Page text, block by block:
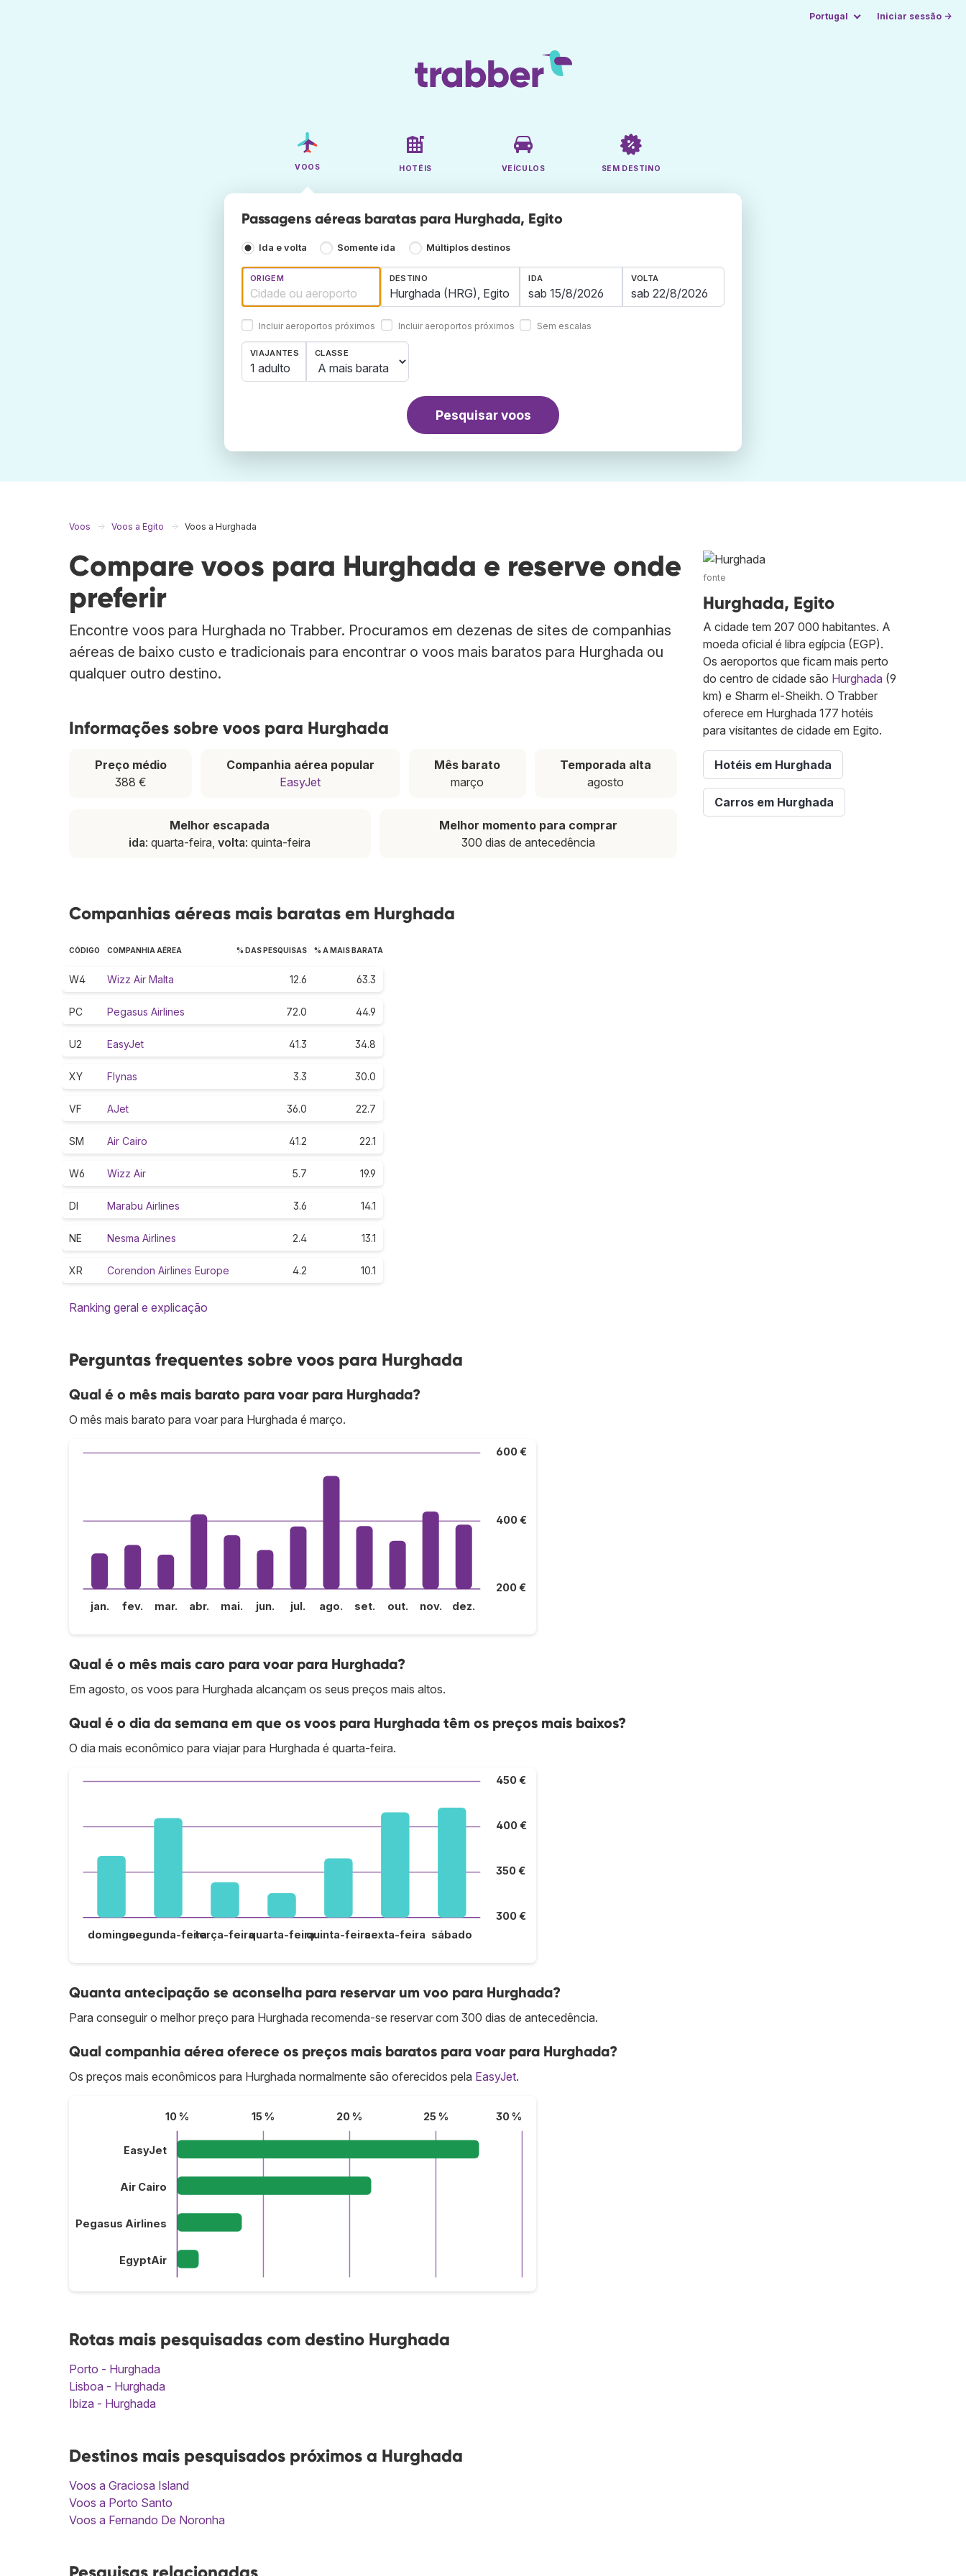
Portugal Iniciar sessão →
VOOS HOTÉIS VEÍCULOS SEM DESTINO
Passagens aéreas baratas para Hurghada, Egito
Ida e volta Somente ida Múltiplos destinos
ORIGEM
Incluir aeroportos próximos
DESTINO
Incluir aeroportos próximos
IDA VOLTA
Sem escalas
VIAJANTES
1 adulto
CLASSE
Pesquisar voos
Voos Voos a Egito Voos a Hurghada
Compare voos para Hurghada e reserve onde
preferir
Encontre voos para Hurghada no Trabber. Procuramos em dezenas de sites de companhias
aéreas de baixo custo e tradicionais para encontrar o voos mais baratos para Hurghada ou
qualquer outro destino.
Informações sobre voos para Hurghada
Preço médio
388 €
Companhia aérea popular
EasyJet
Mês barato
março
Temporada alta
agosto
Melhor escapada
ida: quarta-feira,volta: quinta-feira
Melhor momento para comprar
300 dias de antecedência
Companhias aéreas mais baratas em Hurghada
CÓDIGO COMPANHIA AÉREA % DAS PESQUISAS % A MAIS BARATA
W4 Wizz Air Malta 12.6 63.3
PC Pegasus Airlines 72.0 44.9
U2 EasyJet 41.3 34.8
XY Flynas 3.3 30.0
VF AJet 36.0 22.7
SM Air Cairo 41.2 22.1
W6 Wizz Air 5.7 19.9
DI Marabu Airlines 3.6 14.1
NE Nesma Airlines 2.4 13.1
XR Corendon Airlines Europe 4.2 10.1
Ranking geral e explicação
Perguntas frequentes sobre voos para Hurghada
Qual é o mês mais barato para voar para Hurghada?
O mês mais barato para voar para Hurghada é março.
200 €
400 €
600 €
jan. fev. mar. abr. mai. jun. jul. ago. set. out. nov. dez.
Qual é o mês mais caro para voar para Hurghada?
Em agosto, os voos para Hurghada alcançam os seus preços mais altos.
Qual é o dia da semana em que os voos para Hurghada têm os preços mais baixos?
O dia mais econômico para viajar para Hurghada é quarta-feira.
300 €
350 €
400 €
450 €
domingosegunda-feiraterça-feiraquarta-feiraquinta-feirasexta-feira sábado
Quanta antecipação se aconselha para reservar um voo para Hurghada?
Para conseguir o melhor preço para Hurghada recomenda-se reservar com 300 dias de antecedência.
Qual companhia aérea oferece os preços mais baratos para voar para Hurghada?
Os preços mais econômicos para Hurghada normalmente são oferecidos pela EasyJet.
10 % 15 % 20 % 25 % 30 %
EasyJet
Air Cairo
Pegasus Airlines
EgyptAir
Rotas mais pesquisadas com destino Hurghada
Porto - Hurghada
Lisboa - Hurghada
Ibiza - Hurghada
Destinos mais pesquisados próximos a Hurghada
Voos a Graciosa Island
Voos a Porto Santo
Voos a Fernando De Noronha
fonte
Hurghada, Egito
A cidade tem 207 000 habitantes. A
moeda oficial é libra egípcia (EGP).
Os aeroportos que ficam mais perto
do centro de cidade são Hurghada (9
km) e Sharm el-Sheikh. O Trabber
oferece em Hurghada 177 hotéis
para visitantes de cidade em Egito.
Hotéis em Hurghada
Carros em Hurghada